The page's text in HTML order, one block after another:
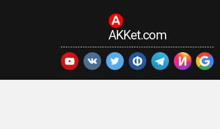
AKKet.com